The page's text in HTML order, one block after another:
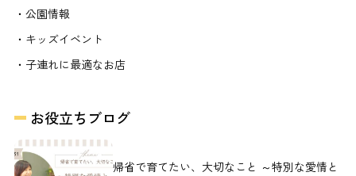
・公園情報
・キッズイベント
・子連れに最適なお店
お役立ちブログ
帰省で育てたい、大切なこと ～特別な愛情と